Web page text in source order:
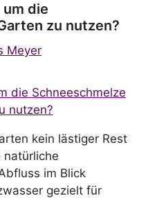
die
zu nutzen?
Meyer
kein lästiger Rest
natürliche
im Blick
gezielt für